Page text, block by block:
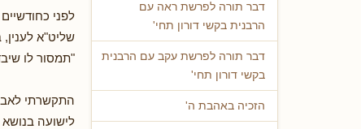
דבר תורה לפרשת ראה עם
הרבנית בקשי דורון תחי'
דבר תורה לפרשת עקב עם הרבנית
בקשי דורון תחי'
הזכיה באהבת ה'
לפני
שליט"א
"תמסור לו
התקשרתי
לישועה